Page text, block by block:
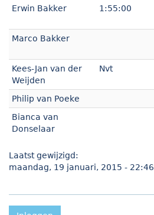
Erwin Bakker
1:55:00
Marco Bakker
Kees-Jan van der
Weijden
Nvt
Philip van Poeke
Bianca van
Donselaar
Laatst gewijzigd:
maandag, 19 januari, 2015 - 22:46